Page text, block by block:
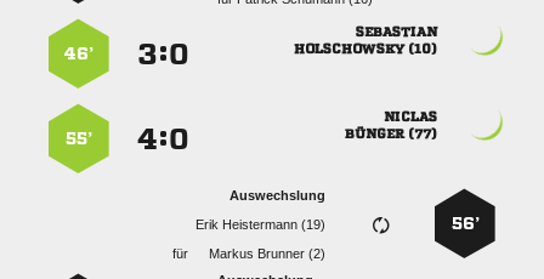

 
:
46’

 
:
55’
56’
Auswechslung
  
für
  